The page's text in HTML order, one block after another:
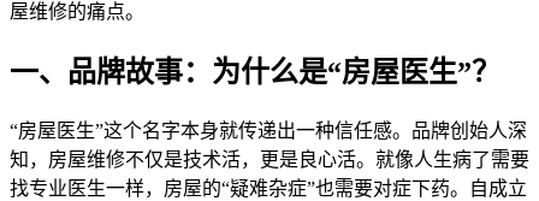
屋维修的痛点。
一、品牌故事：为什么是“房屋医生”？
“房屋医生”这个名字本身就传递出一种信任感。品牌创始人深
知，房屋维修不仅是技术活，更是良心活。就像人生病了需要
找专业医生一样，房屋的“疑难杂症”也需要对症下药。自成立